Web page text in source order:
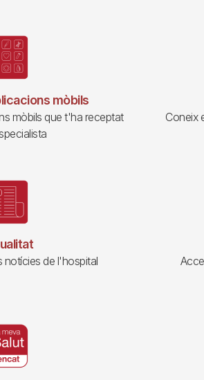
mòbils
mòbils que t'ha receptat
Coneix
notícies de l'hospital